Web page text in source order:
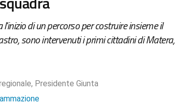
di un percorso per costruire insieme il
sono intervenuti i primi cittadini di Matera,
, Presidente Giunta